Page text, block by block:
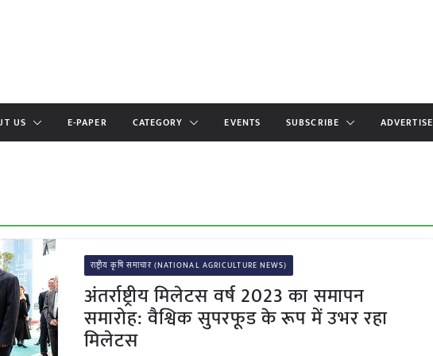
US E-PAPER CATEGORY EVENTS SUBSCRIBE ADVERTISE
राष्ट्रीय कृषि समाचार (NATIONAL AGRICULTURE NEWS)
अंतर्राष्ट्रीय मिलेटस वर्ष 2023 का समापन
समारोह: वैश्विक सुपरफूड के रूप में उभर रहा
मिलेटस